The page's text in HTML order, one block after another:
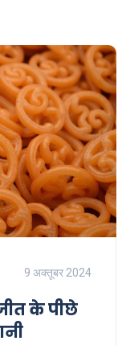
9 अक्तूबर 2024
के पीछे